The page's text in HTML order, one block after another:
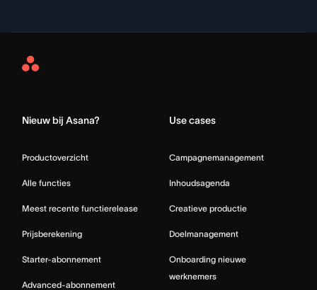
Asana
Nieuw bij Asana?
Productoverzicht
Alle functies
Meest recente functierelease
Prijsberekening
Starter-abonnement
Advanced-abonnement
Use cases
Campagnemanagement
Inhoudsagenda
Creatieve productie
Doelmanagement
Onboarding nieuwe
werknemers